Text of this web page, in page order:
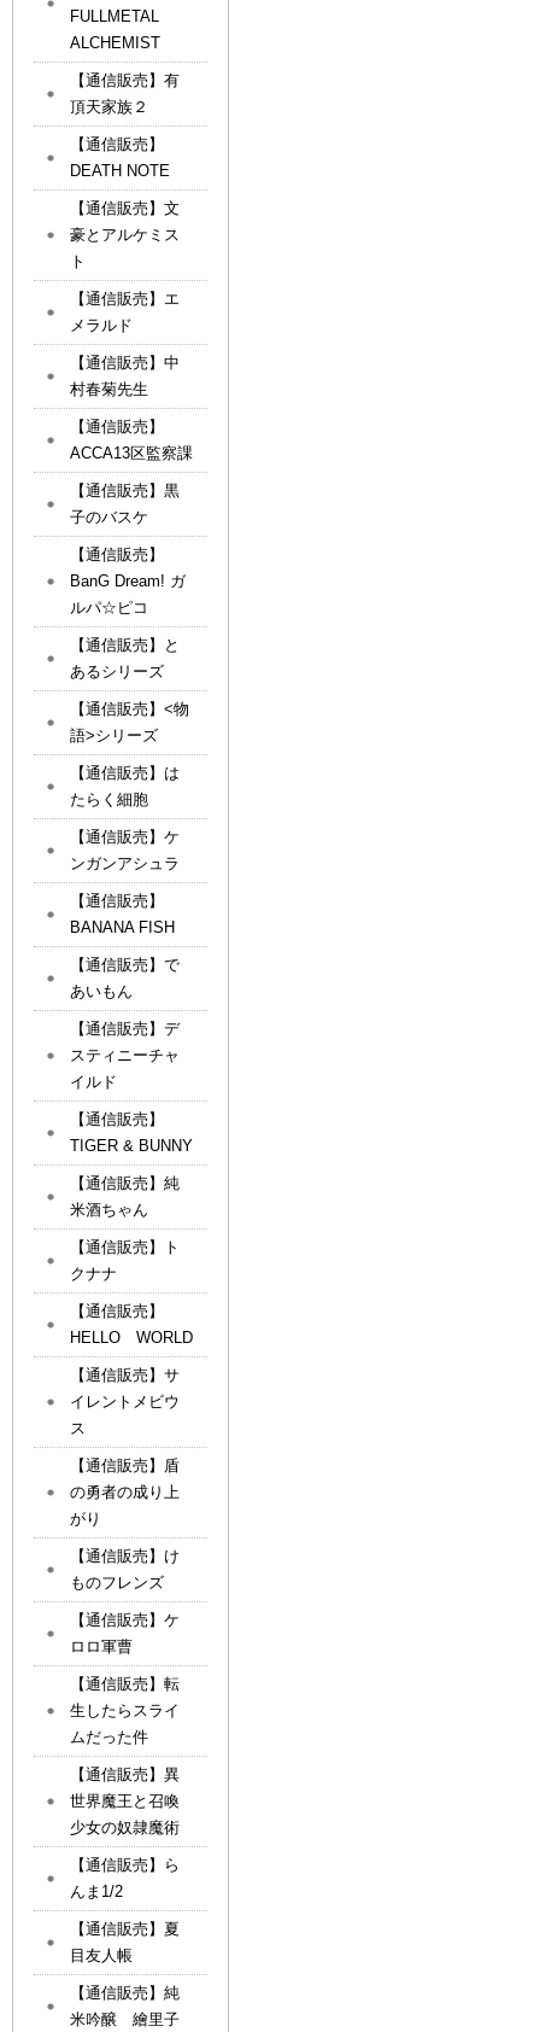
FULLMETAL
ALCHEMIST
【通信販売】有
頂天家族２
【通信販売】
DEATH NOTE
【通信販売】文
豪とアルケミス
ト
【通信販売】エ
メラルド
【通信販売】中
村春菊先生
【通信販売】
ACCA13区監察課
【通信販売】黒
子のバスケ
【通信販売】
BanG Dream! ガ
ルパ☆ピコ
【通信販売】と
あるシリーズ
【通信販売】<物
語>シリーズ
【通信販売】は
たらく細胞
【通信販売】ケ
ンガンアシュラ
【通信販売】
BANANA FISH
【通信販売】で
あいもん
【通信販売】デ
スティニーチャ
イルド
【通信販売】
TIGER & BUNNY
【通信販売】純
米酒ちゃん
【通信販売】ト
クナナ
【通信販売】
HELLO WORLD
【通信販売】サ
イレントメビウ
ス
【通信販売】盾
の勇者の成り上
がり
【通信販売】け
ものフレンズ
【通信販売】ケ
ロロ軍曹
【通信販売】転
生したらスライ
ムだった件
【通信販売】異
世界魔王と召喚
少女の奴隷魔術
【通信販売】ら
んま1/2
【通信販売】夏
目友人帳
【通信販売】純
米吟醸 繪里子